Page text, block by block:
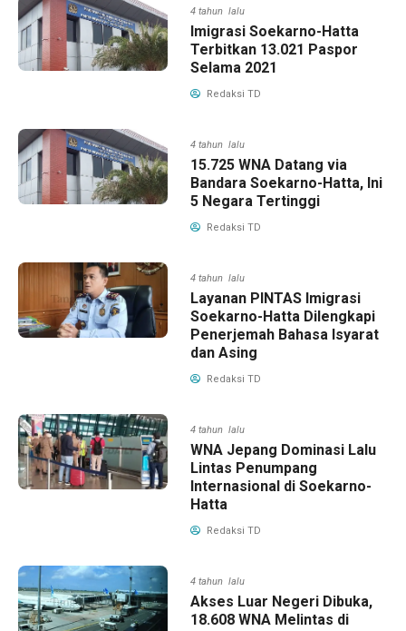
4 tahun lalu
Imigrasi Soekarno-Hatta
Terbitkan 13.021 Paspor
Selama 2021
Redaksi TD
4 tahun lalu
15.725 WNA Datang via
Bandara Soekarno-Hatta, Ini
5 Negara Tertinggi
Redaksi TD
4 tahun lalu
Layanan PINTAS Imigrasi
Soekarno-Hatta Dilengkapi
Penerjemah Bahasa Isyarat
dan Asing
Redaksi TD
4 tahun lalu
WNA Jepang Dominasi Lalu
Lintas Penumpang
Internasional di Soekarno-
Hatta
Redaksi TD
4 tahun lalu
Akses Luar Negeri Dibuka,
18.608 WNA Melintas di